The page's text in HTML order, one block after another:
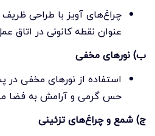
چراغ‌های آویز با طراحی
عنوان نقطه کانونی در اتاق
ب) نورهای مخفی
استفاده از نورهای مخفی
حس گرمی و آرامش به فضا
ج) شمع و چراغ‌های تزئینی